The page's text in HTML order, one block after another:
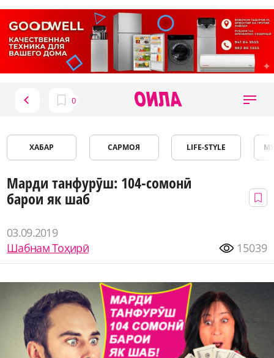
ХАБАР САРМОЯ LIFE-STYLE
Марди танфурӯш: 104-сомонӣ
барои як шаб
03.09.2019
Шабнам Тоҳирӣ
15039